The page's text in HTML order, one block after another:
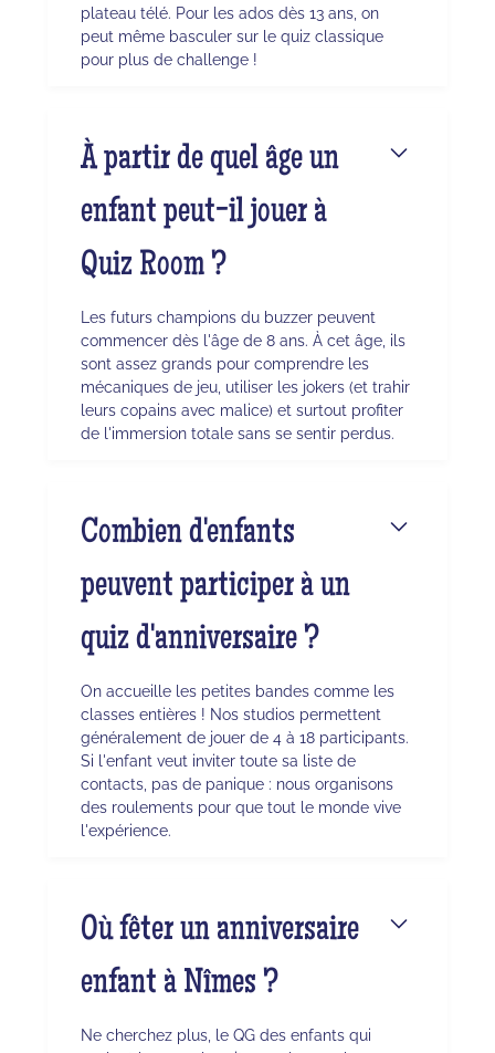
plateau télé. Pour les ados dès 13 ans, on
peut même basculer sur le quiz classique
pour plus de challenge !
À partir de quel âge un
enfant peut-il jouer à
Quiz Room ?
Les futurs champions du buzzer peuvent
commencer dès l'âge de 8 ans. À cet âge, ils
sont assez grands pour comprendre les
mécaniques de jeu, utiliser les jokers (et trahir
leurs copains avec malice) et surtout profiter
de l'immersion totale sans se sentir perdus.
Combien d'enfants
peuvent participer à un
quiz d'anniversaire ?
On accueille les petites bandes comme les
classes entières ! Nos studios permettent
généralement de jouer de 4 à 18 participants.
Si l'enfant veut inviter toute sa liste de
contacts, pas de panique : nous organisons
des roulements pour que tout le monde vive
l'expérience.
Où fêter un anniversaire
enfant à Nîmes ?
Ne cherchez plus, le QG des enfants qui